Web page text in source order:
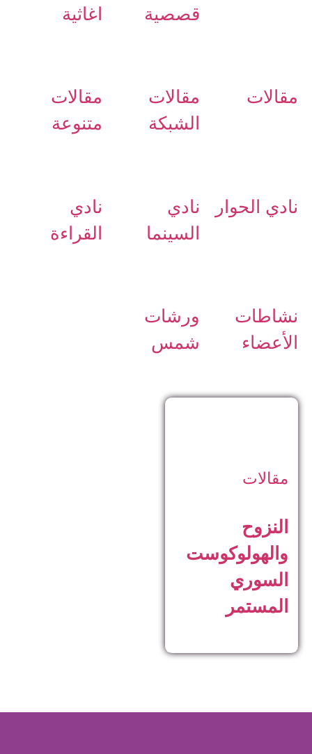
قصصية اغاثية
مقالات
مقالات
الشبكة
مقالات
متنوعة
نادي الحوار
نادي
السينما
نادي
القراءة
نشاطات
الأعضاء
ورشات
شمس
مقالات
النزوح
والهولوكوست
السوري
المستمر